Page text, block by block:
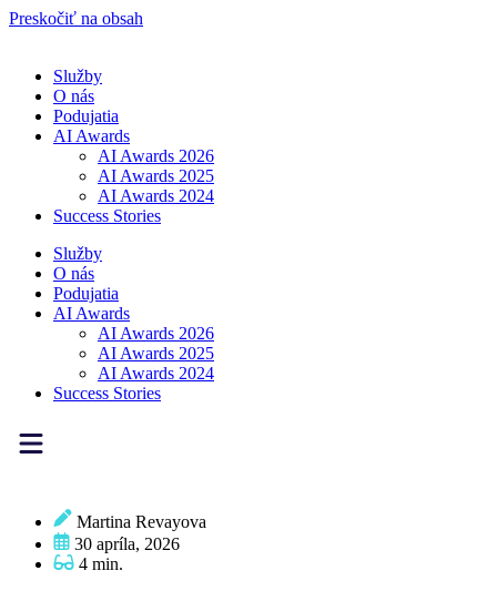
Preskočiť na obsah
Služby
O nás
Podujatia
AI Awards
AI Awards 2026
AI Awards 2025
AI Awards 2024
Success Stories
Služby
O nás
Podujatia
AI Awards
AI Awards 2026
AI Awards 2025
AI Awards 2024
Success Stories
Martina Revayova
30 apríla, 2026
4 min.